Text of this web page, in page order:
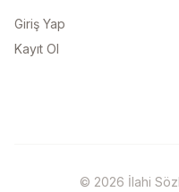
Giriş Yap
Kayıt Ol
© 2026 İlahi